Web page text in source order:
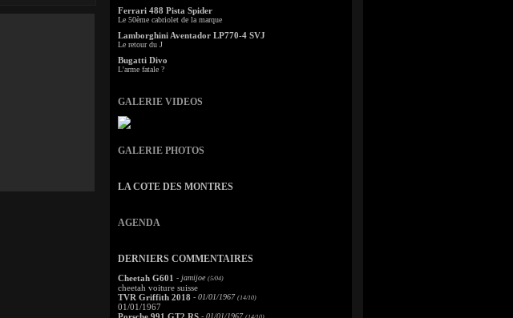
Ferrari 488 Pista Spider
Le 50ème cabriolet de la marque
Lamborghini Aventador LP770-4 SVJ
Le retour du J
Bugatti Divo
L'arme fatale ?
GALERIE VIDEOS
GALERIE PHOTOS
LA COTE DES MONTRES
AGENDA
DERNIERS COMMENTAIRES
Cheetah G601 - jamijoe (5/04)
cheetah voiture suisse
TVR Griffith 2018 - 01/01/1967 (14/10)
01/01/1967
- 01/01/1967